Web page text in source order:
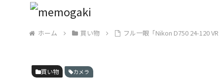
ホーム 買い物 フル一眼「Nikon D750 24-120
買い物 カメラ